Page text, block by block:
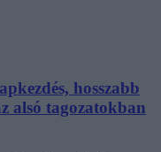
hosszabb
alsó tagozatokban